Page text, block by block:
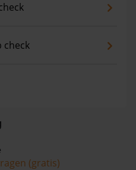
check
(gratis)